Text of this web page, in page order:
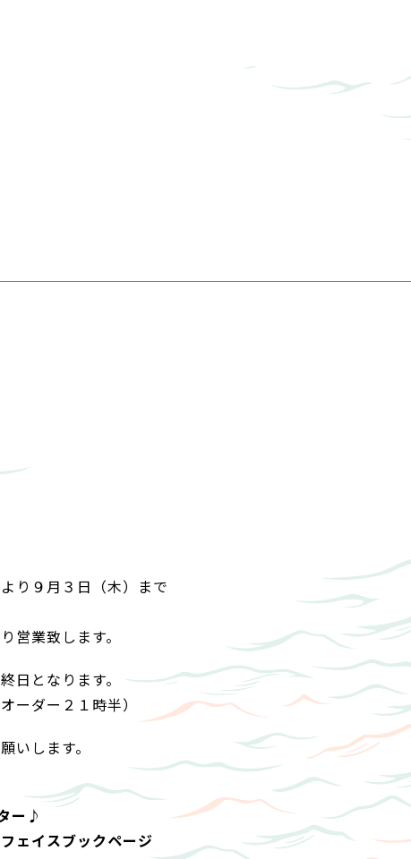
り９月３日（木）まで
営業致します。
日となります。
ーダー２１時半）
いします。
ー♪
ェイスブックページ